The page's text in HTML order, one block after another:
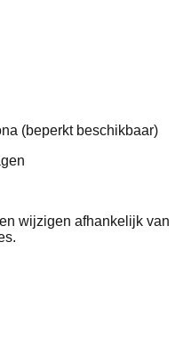
(beperkt beschikbaar)
wijzigen afhankelijk van